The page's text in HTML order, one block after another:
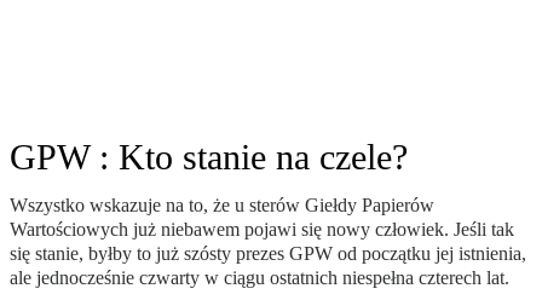
GPW : Kto stanie na czele?
Wszystko wskazuje na to, że u sterów Giełdy Papierów
Wartościowych już niebawem pojawi się nowy człowiek. Jeśli tak
się stanie, byłby to już szósty prezes GPW od początku jej istnienia,
ale jednocześnie czwarty w ciągu ostatnich niespełna czterech lat.